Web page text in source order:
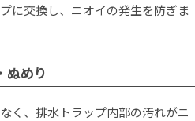
に交換し、ニオイの発生を防ぎま
ぬめり
く、排水トラップ内部の汚れがニ